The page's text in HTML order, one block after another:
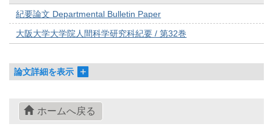
紀要論文 Departmental Bulletin Paper
大阪大学大学院人間科学研究科紀要 / 第32巻
論文詳細を表示
ホームへ戻る